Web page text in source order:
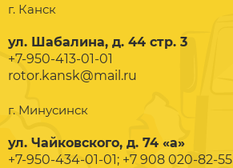
г. Канск
ул. Шабалина, д. 44 стр. 3
+7-950-413-01-01
rotor.kansk@mail.ru
г. Минусинск
ул. Чайковского, д. 74 «а»
+7-950-434-01-01; +7 908 020-82-55